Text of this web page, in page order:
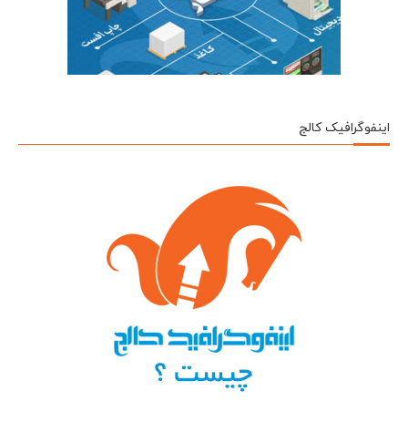
اینفوگرافیک کالج